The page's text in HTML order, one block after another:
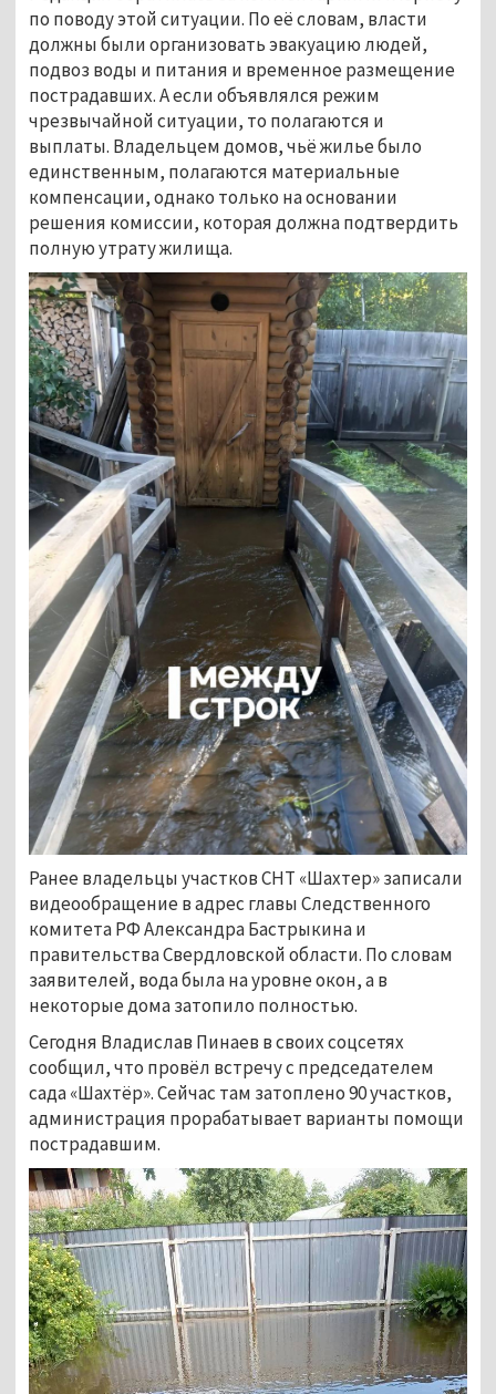
по поводу этой ситуации. По её словам, власти
должны были организовать эвакуацию людей,
подвоз воды и питания и временное размещение
пострадавших. А если объявлялся режим
чрезвычайной ситуации, то полагаются и
выплаты. Владельцем домов, чьё жилье было
единственным, полагаются материальные
компенсации, однако только на основании
решения комиссии, которая должна подтвердить
полную утрату жилища.
Ранее владельцы участков СНТ «Шахтер» записали
видеообращение в адрес главы Следственного
комитета РФ Александра Бастрыкина и
правительства Свердловской области. По словам
заявителей, вода была на уровне окон, а в
некоторые дома затопило полностью.
Сегодня Владислав Пинаев в своих соцсетях
сообщил, что провёл встречу с председателем
сада «Шахтёр». Сейчас там затоплено 90 участков,
администрация прорабатывает варианты помощи
пострадавшим.